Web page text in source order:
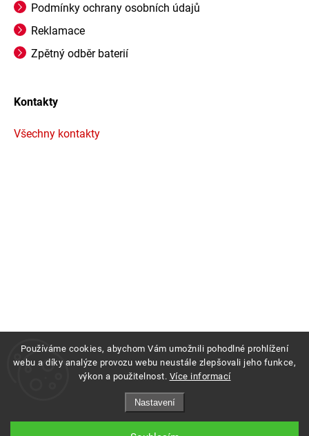
Používáme cookies, abychom Vám umožnili pohodlné prohlížení
webu a díky analýze provozu webu neustále zlepšovali jeho funkce,
výkon a použitelnost. Více informací
Nastavení
Podmínky ochrany osobních údajů
Reklamace
Zpětný odběr baterií
Kontakty
Všechny kontakty
Profigrass.cz. Všechna práva vyhrazena.
Grafický návrh vytvořil a nakódoval